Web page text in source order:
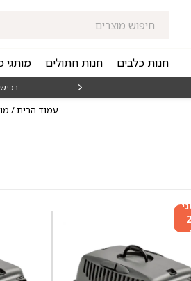
חנות כלבים חנות חתולים מותגי
עמוד הבית/